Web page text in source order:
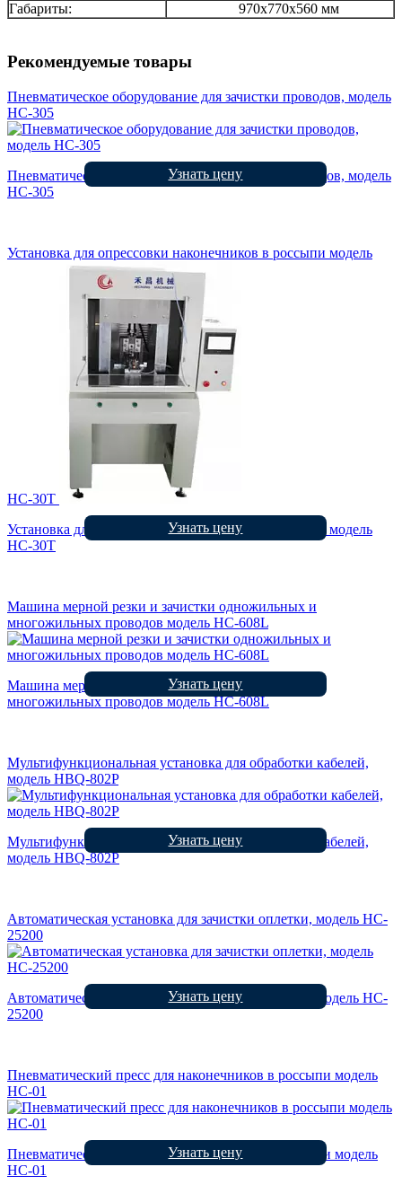
Габариты:
970х770х560 мм
Рекомендуемые товары
Пневматическое оборудование для зачистки проводов, модель
HC-305
Пневматическое оборудование для зачистки проводов, модель
HC-305
Узнать цену
Установка для опрессовки наконечников в россыпи модель
HC-30T
Установка для опрессовки наконечников в россыпи модель
HC-30T
Узнать цену
Машина мерной резки и зачистки одножильных и
многожильных проводов модель HC-608L
Машина мерной резки и зачистки одножильных и
многожильных проводов модель HC-608L
Узнать цену
Мультифункциональная установка для обработки кабелей,
модель HBQ-802P
Мультифункциональная установка для обработки кабелей,
модель HBQ-802P
Узнать цену
Автоматическая установка для зачистки оплетки, модель HC-
25200
Автоматическая установка для зачистки оплетки, модель HC-
25200
Узнать цену
Пневматический пресс для наконечников в россыпи модель
HC-01
Пневматический пресс для наконечников в россыпи модель
HC-01
Узнать цену